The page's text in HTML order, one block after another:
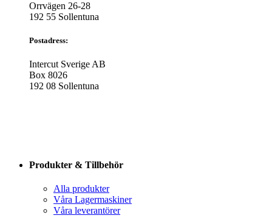
Orrvägen 26-28
192 55 Sollentuna
Postadress:
Intercut Sverige AB
Box 8026
192 08 Sollentuna
Produkter & Tillbehör
Alla produkter
Våra Lagermaskiner
Våra leverantörer